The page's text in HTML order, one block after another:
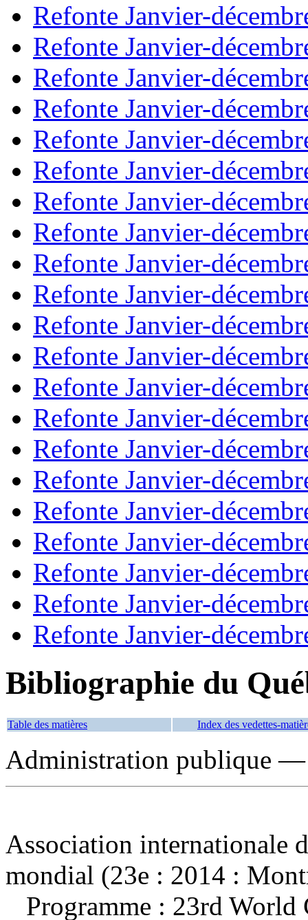
Refonte Janvier-
Refonte Janvier-
Refonte Janvier-
Refonte Janvier-
Refonte Janvier-
Refonte Janvier-
Refonte Janvier-
Refonte Janvier-
Refonte Janvier-
Refonte Janvier-
Refonte Janvier-
Refonte Janvier-
Refonte Janvier-
Refonte Janvier-
Refonte Janvier-
Refonte Janvier-
Refonte Janvier-
Refonte Janvier-
Refonte Janvier-
Refonte Janvier-
Refonte Janvier-
Bibliographie du
Table des matières Index des vedettes-
Administration publique —
Association internationale
mondial (23e : 2014 :
Programme : 23rd World